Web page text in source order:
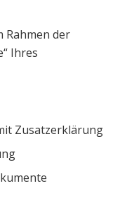
Rahmen der
Ihres
Zusatzerklärung